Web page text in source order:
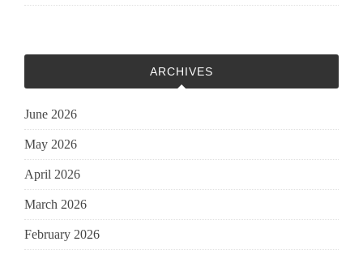
ARCHIVES
June 2026
May 2026
April 2026
March 2026
February 2026